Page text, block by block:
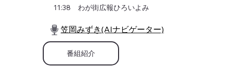
11:38 わが街広報ひろいよみ
笠岡みずき(AIナビゲーター)
番組紹介